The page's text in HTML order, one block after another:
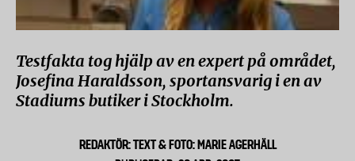
Testfakta tog hjälp av en expert på området,
Josefina Haraldsson, sportansvarig i en av
Stadiums butiker i Stockholm.
REDAKTÖR: TEXT & FOTO: MARIE AGERHÄLL